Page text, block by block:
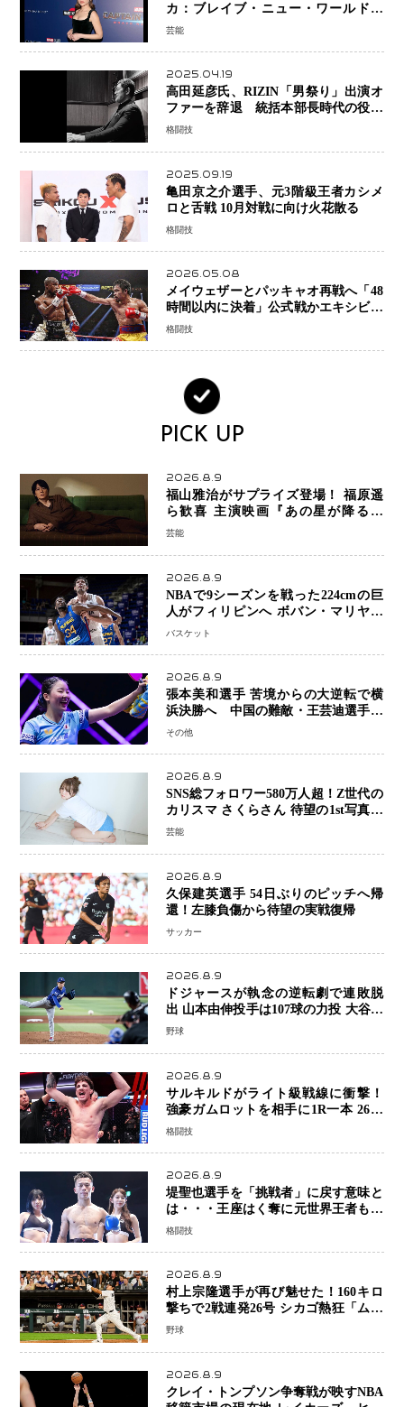
カ：ブレイブ・ニュー・ワールド』
新ブラック・ウィドウ役のシラ・ハー
芸能
2025.04.19
高田延彦氏、RIZIN「男祭り」出演オ
ファーを辞退 統括本部長時代の役目
「すでに終えています」と明言
格闘技
2025.09.19
亀田京之介選手、元3階級王者カシメ
格闘技
2026.05.08
メイウェザーとパッキャオ再戦へ「48
時間以内に決着」公式戦かエキシビシ
ョンか混迷続く
格闘技
PICK UP
2026.8.9
福山雅治がサプライズ登場！ 福原遥
ら歓喜 主演映画『あの星が降る丘
で、君とまた出会いたい。』舞台あい
芸能
2026.8.9
NBAで9シーズンを戦った224cmの巨
人がフィリピンへ ボバン・マリヤノ
ビッチ ジョーンズカップで新たな挑
バスケット
2026.8.9
張本美和選手 苦境からの大逆転で横
浜決勝へ 中国の難敵・王芸迪選手を
撃破「ここからまた行くぞ」兄・智和
その他
2026.8.9
SNS総フォロワー580万人超！Z世代の
カリスマ さくらさん 待望の1st写真集
が11月5日発売決定 沖縄で“今しか残
芸能
2026.8.9
久保建英選手 54日ぶりのピッチへ帰
還！左膝負傷から待望の実戦復帰
サッカー
2026.8.9
ドジャースが執念の逆転劇で連敗脱
出 山本由伸投手は107球の力投 大谷翔
平選手が延長10回に勝利を呼び込む一
野球
2026.8.9
サルキルドがライト級戦線に衝撃！
強豪ガムロットを相手に1R一本 26歳
の豪州の新星が「トップ戦線」へ名乗
格闘技
2026.8.9
堤聖也選手を「挑戦者」に戻す意味と
は・・・王座はく奪に元世界王者も疑
問符 見たいのは井上拓真選手、那須
格闘技
2026.8.9
村上宗隆選手が再び魅せた！160キロ
撃ちで2戦連発26号 シカゴ熱狂「ムネ
はスターだ」米ファンの人気も急上昇
野球
2026.8.9
クレイ・トンプソン争奪戦が映すNBA